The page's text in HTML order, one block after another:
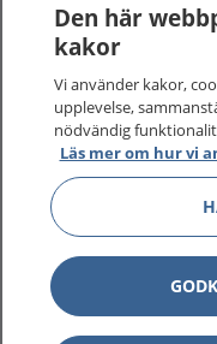
1177–tryggt
På 1177.se får du
sjukdomar och
Logga in för att läsa
sjukvårdsrådgivning
1177 ger dig råd när
Den här
kakor
Vi använder kakor,
upplevelse,
nödvändig
Läs mer om hur vi